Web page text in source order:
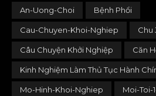
An-Uong-Choi Bệnh Phổi
Cau-Chuyen-Khoi-Nghiep Chu
Câu Chuyện Khởi Nghiệp Căn
Kinh Nghiệm Làm Thủ Tục Hành
Mo-Hinh-Khoi-Nghiep Moi-Toi-